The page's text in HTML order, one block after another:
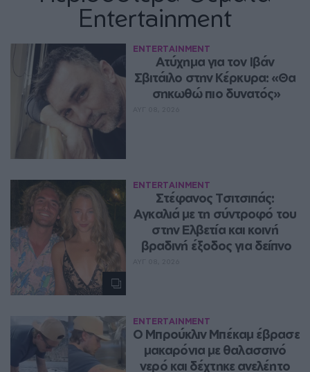
Entertainment
ENTERTAINMENT
Ατύχημα για τον Ιβάν
Σβιτάιλο στην Κέρκυρα: «Θα
σηκωθώ πιο δυνατός»
ENTERTAINMENT
Στέφανος Τσιτσιπάς:
Αγκαλιά με τη σύντροφό του
στην Ελβετία και κοινή
βραδινή έξοδος για δείπνο
ENTERTAINMENT
Ο Μπρούκλιν Μπέκαμ έβρασε
μακαρόνια με θαλασσινό
νερό και δέχτηκε ανελέητο